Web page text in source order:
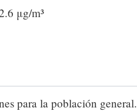
μg/m³
para la población general.